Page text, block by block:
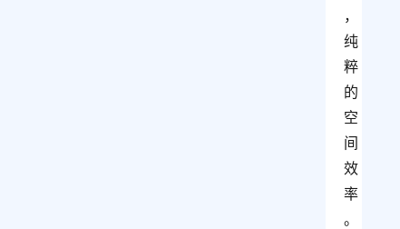
，
纯
粹
的
空
间
效
率
。